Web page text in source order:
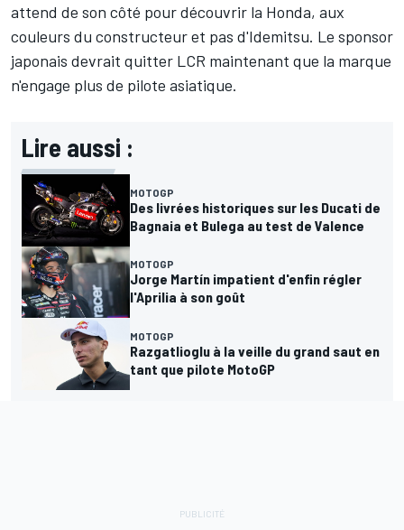
attend de son côté pour découvrir la Honda, aux
couleurs du constructeur et pas d'Idemitsu. Le sponsor
japonais devrait quitter LCR maintenant que la marque
n'engage plus de pilote asiatique.
Lire aussi :
MOTOGP
Des livrées historiques sur les Ducati de
Bagnaia et Bulega au test de Valence
MOTOGP
Jorge Martín impatient d'enfin régler
l'Aprilia à son goût
MOTOGP
Razgatlioglu à la veille du grand saut en
tant que pilote MotoGP